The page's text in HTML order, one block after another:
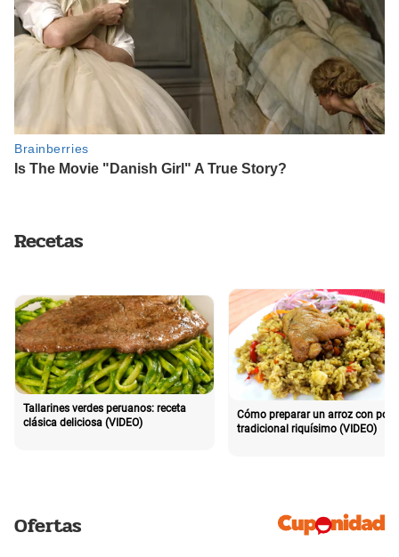
Recetas
Tallarines verdes peruanos: receta
clásica deliciosa (VIDEO)
Cómo preparar un arroz con pollo
tradicional riquísimo (VIDEO)
Ofertas